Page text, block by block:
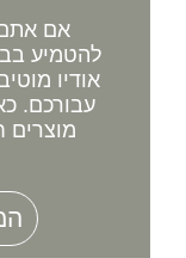
אם
להטמיע
אודיו
עבורכם.
מוצרים